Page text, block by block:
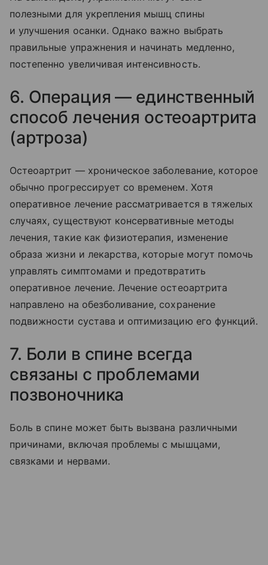
полезными для укрепления мышц спины
и улучшения осанки. Однако важно выбрать
правильные упражнения и начинать медленно,
постепенно увеличивая интенсивность.
6. Операция — единственный
способ лечения остеоартрита
(артроза)
Остеоартрит — хроническое заболевание, которое
обычно прогрессирует со временем. Хотя
оперативное лечение рассматривается в тяжелых
случаях, существуют консервативные методы
лечения, такие как физиотерапия, изменение
образа жизни и лекарства, которые могут помочь
управлять симптомами и предотвратить
оперативное лечение. Лечение остеоартрита
направлено на обезболивание, сохранение
подвижности сустава и оптимизацию его функций.
7. Боли в спине всегда
связаны с проблемами
позвоночника
Боль в спине может быть вызвана различными
причинами, включая проблемы с мышцами,
связками и нервами.